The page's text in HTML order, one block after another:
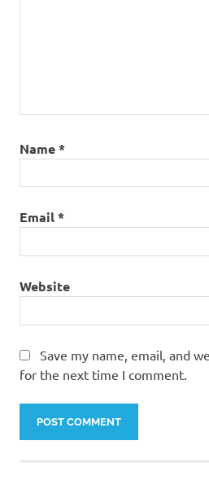
Name*
Email*
Website
Save my name, email, and
for the next time I comment.